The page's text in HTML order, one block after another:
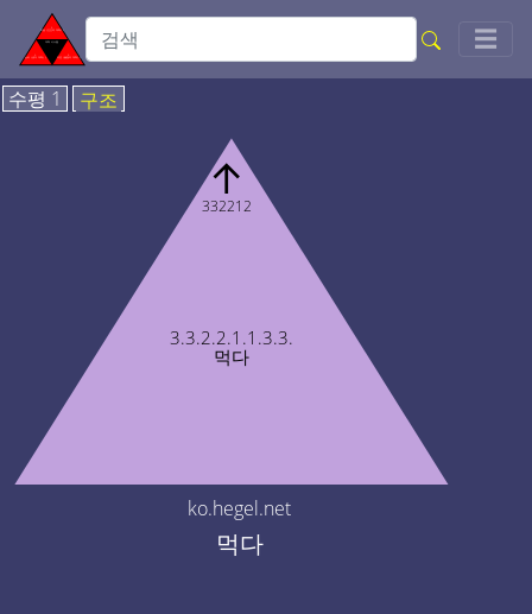
☰
수평 1 구조
3.3.2.2.1.1.3.3.
먹다
↑
332212
ko.hegel.net
먹다